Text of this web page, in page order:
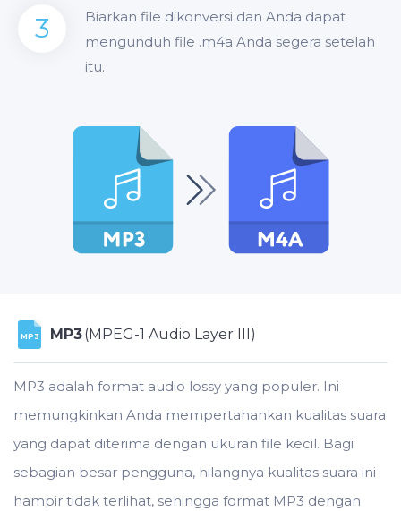
3
Biarkan file dikonversi dan Anda dapat
mengunduh file .m4a Anda segera setelah
itu.
MP3 MP3(MPEG-1 Audio Layer III)
MP3 adalah format audio lossy yang populer. Ini
memungkinkan Anda mempertahankan kualitas suara
yang dapat diterima dengan ukuran file kecil. Bagi
sebagian besar pengguna, hilangnya kualitas suara ini
hampir tidak terlihat, sehingga format MP3 dengan